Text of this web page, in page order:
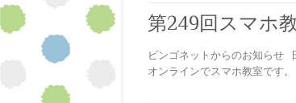
第249回スマホ
ビンゴネットからのお知らせ
オンラインでスマホ教室です